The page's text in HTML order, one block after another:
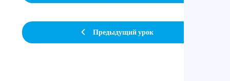
Предыдущий урок